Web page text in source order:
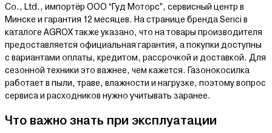
Co., Ltd., импортёр ООО “Гуд Моторс”, сервисный центр в
Минске и гарантия 12 месяцев. На странице бренда Senci в
каталоге AGROX также указано, что на товары производителя
предоставляется официальная гарантия, а покупки доступны
с вариантами оплаты, кредитом, рассрочкой и доставкой. Для
сезонной техники это важнее, чем кажется. Газонокосилка
работает в пыли, траве, влажности и нагрузке, поэтому вопрос
сервиса и расходников нужно учитывать заранее.
Что важно знать при эксплуатации